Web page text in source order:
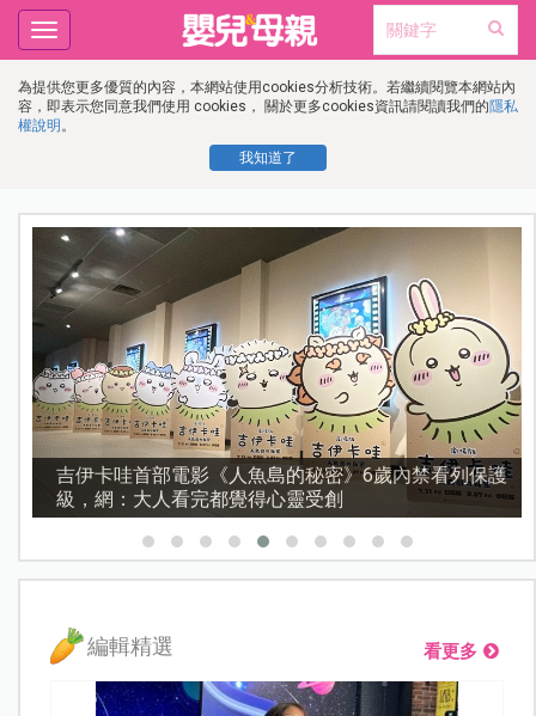
為提供您更多優質的內容，本網站使用cookies分析技術。若繼續閱覽本網站內
容，即表示您同意我們使用 cookies， 關於更多cookies資訊請閱讀我們的隱私
權說明 。
我知道了
Toggle
navigation
資優教育15問！師鐸獎名師陳宥妤：資優教育的核心，
不是成績而是讀懂孩子的心理準備度
編輯精選 看更多